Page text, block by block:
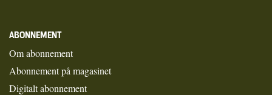
ABONNEMENT
Om abonnement
Abonnement på magasinet
Digitalt abonnement